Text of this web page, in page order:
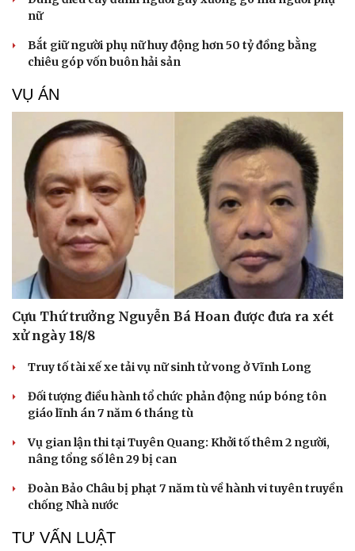
nữ
Bắt giữ người phụ nữ huy động hơn 50 tỷ đồng bằng
chiêu góp vốn buôn hải sản
VỤ ÁN
Cựu Thứ trưởng Nguyễn Bá Hoan được đưa ra xét
xử ngày 18/8
Truy tố tài xế xe tải vụ nữ sinh tử vong ở Vĩnh Long
Đối tượng điều hành tổ chức phản động núp bóng tôn
giáo lĩnh án 7 năm 6 tháng tù
Vụ gian lận thi tại Tuyên Quang: Khởi tố thêm 2 người,
nâng tổng số lên 29 bị can
Đoàn Bảo Châu bị phạt 7 năm tù về hành vi tuyên truyền
chống Nhà nước
TƯ VẤN LUẬT